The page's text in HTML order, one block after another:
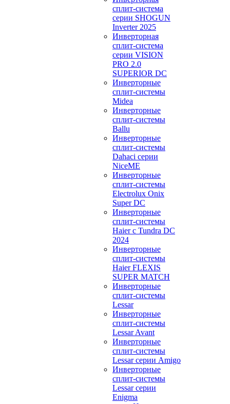
сплит-система
серии SHOGUN
Inverter 2025
Инверторная
сплит-система
серии VISION
PRO 2.0
SUPERIOR DC
Инверторные
сплит-системы
Midea
Инверторные
сплит-системы
Ballu
Инверторные
сплит-системы
Dahaci серии
NiceME
Инверторные
сплит-системы
Electrolux Onix
Super DC
Инверторные
сплит-системы
Haier c Tundra DC
2024
Инверторные
сплит-системы
Haier FLEXIS
SUPER MATCH
Инверторные
сплит-системы
Lessar
Инверторные
сплит-системы
Lessar Avant
Инверторные
сплит-системы
Lessar серии Amigo
Инверторные
сплит-системы
Lessar серии
Enigma